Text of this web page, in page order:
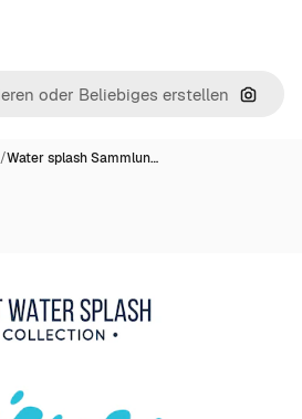
Nach
/Water splash Sammlun…